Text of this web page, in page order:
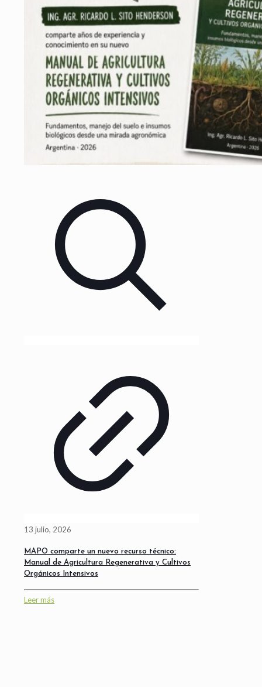
13 julio, 2026
MAPO comparte un nuevo recurso técnico:
Manual de Agricultura Regenerativa y Cultivos
Orgánicos Intensivos
Leer más